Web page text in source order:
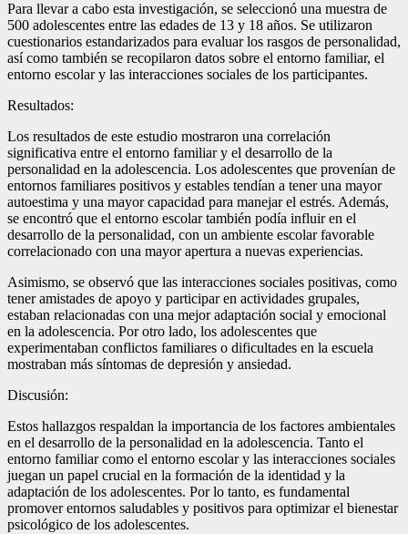
Para llevar a cabo esta investigación, se seleccionó una muestra de
500 adolescentes entre las edades de 13 y 18 años. Se utilizaron
cuestionarios estandarizados para evaluar los rasgos de personalidad,
así como también se recopilaron datos sobre el entorno familiar, el
entorno escolar y las interacciones sociales de los participantes.
Resultados:
Los resultados de este estudio mostraron una correlación
significativa entre el entorno familiar y el desarrollo de la
personalidad en la adolescencia. Los adolescentes que provenían de
entornos familiares positivos y estables tendían a tener una mayor
autoestima y una mayor capacidad para manejar el estrés. Además,
se encontró que el entorno escolar también podía influir en el
desarrollo de la personalidad, con un ambiente escolar favorable
correlacionado con una mayor apertura a nuevas experiencias.
Asimismo, se observó que las interacciones sociales positivas, como
tener amistades de apoyo y participar en actividades grupales,
estaban relacionadas con una mejor adaptación social y emocional
en la adolescencia. Por otro lado, los adolescentes que
experimentaban conflictos familiares o dificultades en la escuela
mostraban más síntomas de depresión y ansiedad.
Discusión:
Estos hallazgos respaldan la importancia de los factores ambientales
en el desarrollo de la personalidad en la adolescencia. Tanto el
entorno familiar como el entorno escolar y las interacciones sociales
juegan un papel crucial en la formación de la identidad y la
adaptación de los adolescentes. Por lo tanto, es fundamental
promover entornos saludables y positivos para optimizar el bienestar
psicológico de los adolescentes.